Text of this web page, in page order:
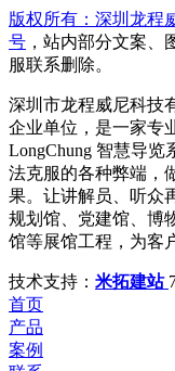
版权所有：深圳龙程
号 ，站内部分文案
服联系删除。
深圳市龙程威尼科技
企业单位，是一家专
LongChung 智慧导
法克服的各种弊端，
果。让讲解员、听众
规划馆、党建馆、博
馆等展馆工程，为客
技术支持： 米拓建站
首页
产品
案例